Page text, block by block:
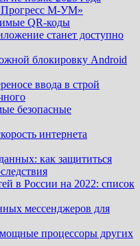
М-УМ»
QR-коды
станет доступно
блокировку Android
ввода в строй
безопасные
интернета
как защититься
в России на 2022: список
мессенджеров для
процессоры других